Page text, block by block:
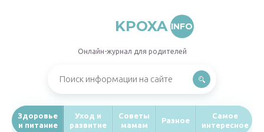
KPOXA INFO
Онлайн-журнал для родителей
Здоровье
и питание
Уход и
развитие
Советы
мамам
Разное
Самое
интересное